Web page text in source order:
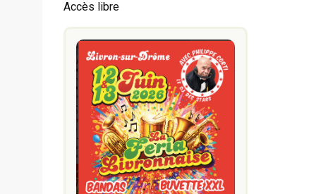
Accès libre